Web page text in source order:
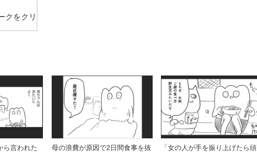
クをクリ
ら言われた
母の浪費が原因で2日間食事を抜
「女の人が手を振り上げたら頭